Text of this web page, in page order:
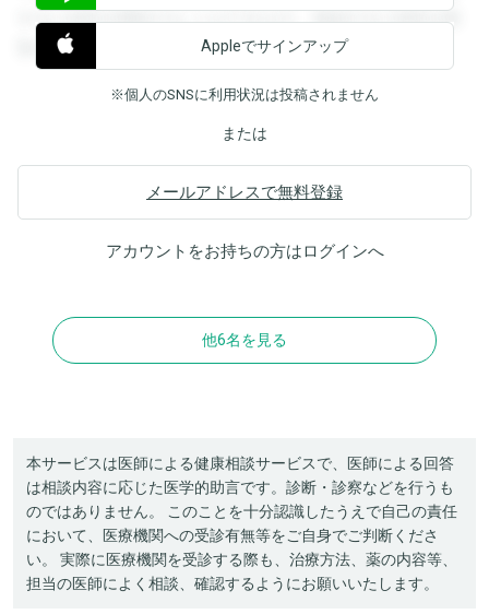
すると回答を閲覧することができます。登録すると回答を閲
覧することができます。
Appleでサインアップ
※個人のSNSに利用状況は投稿されません
または
メールアドレスで無料登録
アカウントをお持ちの方はログインへ
他6名を見る
本サービスは医師による健康相談サービスで、医師による回答
は相談内容に応じた医学的助言です。診断・診察などを行うも
のではありません。 このことを十分認識したうえで自己の責任
において、医療機関への受診有無等をご自身でご判断くださ
い。 実際に医療機関を受診する際も、治療方法、薬の内容等、
担当の医師によく相談、確認するようにお願いいたします。